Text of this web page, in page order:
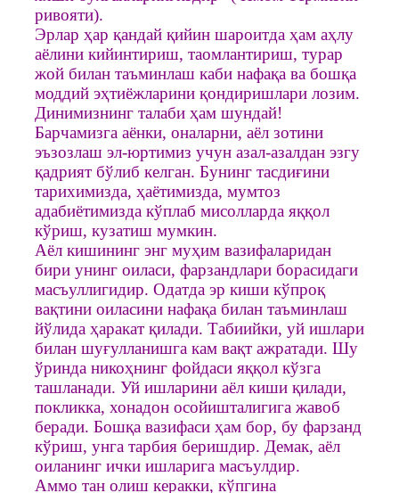
ривояти).
Эрлар ҳар қандай қийин шароитда ҳам аҳлу
аёлини кийинтириш, таомлантириш, турар
жой билан таъминлаш каби нафақа ва бошқа
моддий эҳтиёжларини қондиришлари лозим.
Динимизнинг талаби ҳам шундай!
Барчамизга аёнки, оналарни, аёл зотини
эъзозлаш эл-юртимиз учун азал-азалдан эзгу
қадрият бўлиб келган. Бунинг тасдиғини
тарихимизда, ҳаётимизда, мумтоз
адабиётимизда кўплаб мисолларда яққол
кўриш, кузатиш мумкин.
Аёл кишининг энг муҳим вазифаларидан
бири унинг оиласи, фарзандлари борасидаги
масъуллигидир. Одатда эр киши кўпроқ
вақтини оиласини нафақа билан таъминлаш
йўлида ҳаракат қилади. Табиийки, уй ишлари
билан шуғулланишга кам вақт ажратади. Шу
ўринда никоҳнинг фойдаси яққол кўзга
ташланади. Уй ишларини аёл киши қилади,
покликка, хонадон осойишталигига жавоб
беради. Бошқа вазифаси ҳам бор, бу фарзанд
кўриш, унга тарбия беришдир. Демак, аёл
оиланинг ички ишларига масъулдир.
Аммо тан олиш керакки, кўпгина